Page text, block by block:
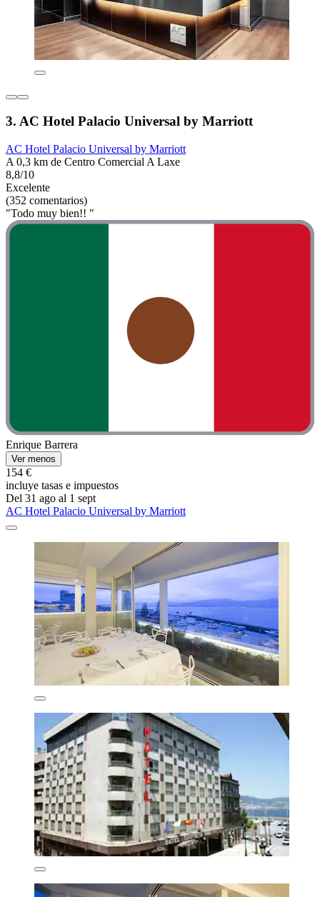
3. AC Hotel Palacio Universal by Marriott
AC Hotel Palacio Universal by Marriott
A 0,3 km de Centro Comercial A Laxe
8,8/10
Excelente
(352 comentarios)
"Todo muy bien!! "
Enrique Barrera
Ver menos
154 €
incluye tasas e impuestos
Del 31 ago al 1 sept
AC Hotel Palacio Universal by Marriott